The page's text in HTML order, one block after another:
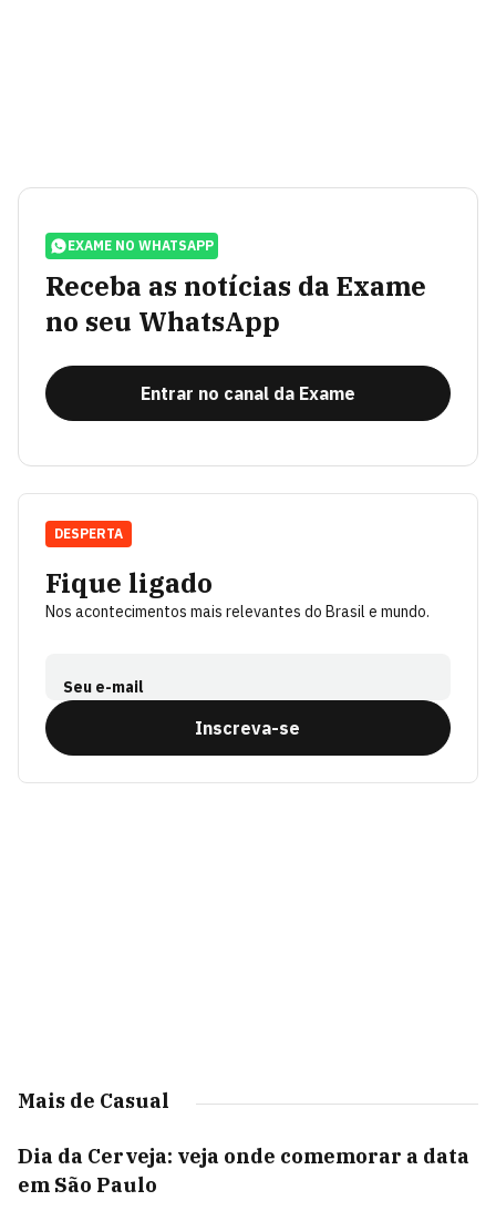
EXAME NO WHATSAPP
Receba as notícias da Exame
no seu WhatsApp
Entrar no canal da Exame
Fique ligado
Nos acontecimentos mais relevantes do Brasil e mundo.
Seu e-mail
Inscreva-se
DESPERTA
Mais de Casual
Dia da Cerveja: veja onde comemorar a data
em São Paulo